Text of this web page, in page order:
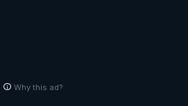
Why this ad?